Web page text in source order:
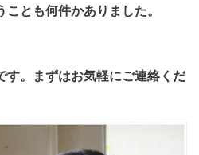
とも何件かありました。
す。まずはお気軽にご連絡くだ